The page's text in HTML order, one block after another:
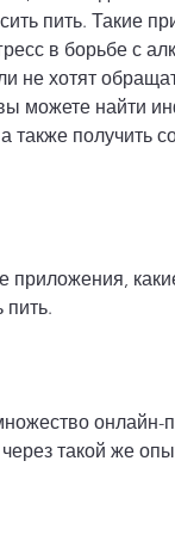
пить. Такие
в борьбе с
не хотят
можете найти
также получить
пить.
онлайн-
такой же